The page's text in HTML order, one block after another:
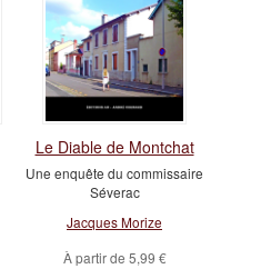
Le Diable de Montchat
Une enquête du commissaire
Séverac
Jacques Morize
À partir de 5,99 €